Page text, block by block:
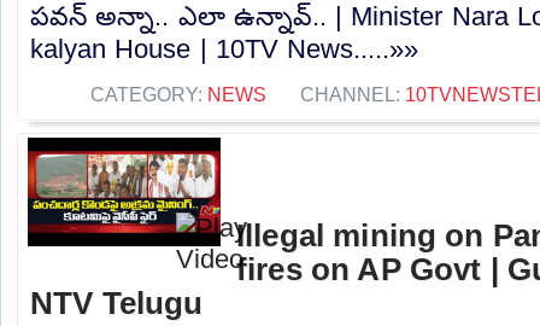
పవన్ అన్నా.. ఎలా ఉన్నావ్.. | Minister Nara
kalyan House | 10TV News.....»»
CATEGORY: NEWS CHANNEL:
Illegal mining on
fires on AP Govt |
NTV Telugu